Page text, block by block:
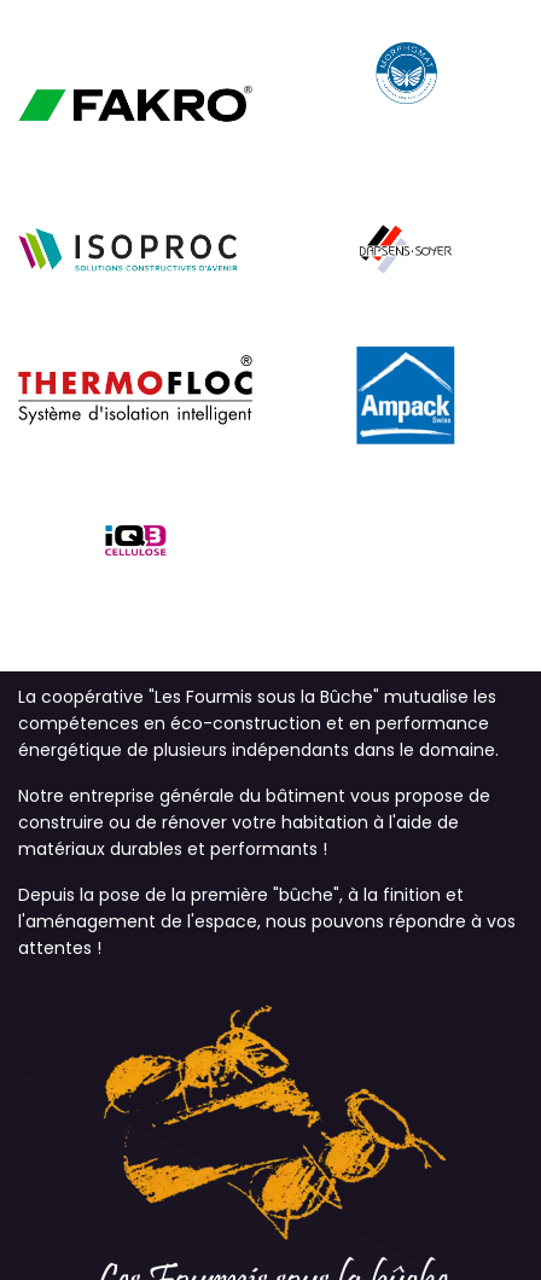
La coopérative "Les Fourmis sous la Bûche" mutualise les
compétences en éco-construction et en performance
énergétique de plusieurs indépendants dans le domaine.
Notre entreprise générale du bâtiment vous propose de
construire ou de rénover votre habitation à l'aide de
matériaux durables et performants !
Depuis la pose de la première "bûche", à la finition et
l'aménagement de l'espace, nous pouvons répondre à vos
attentes !